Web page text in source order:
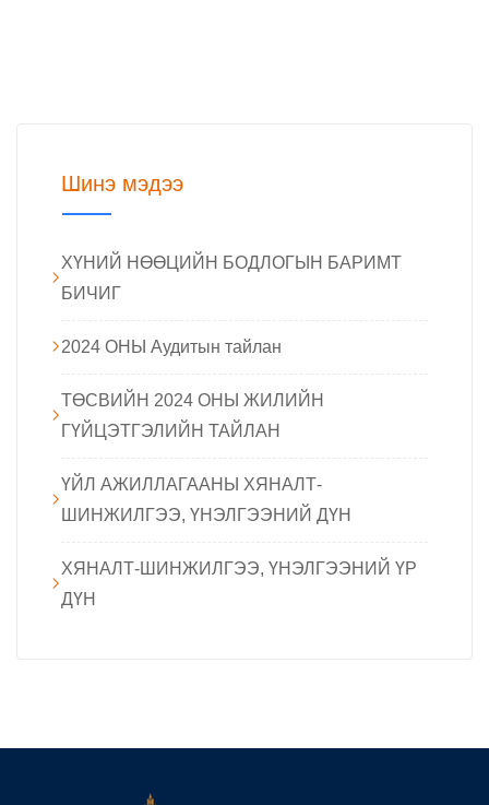
Шинэ мэдээ
ХҮНИЙ НӨӨЦИЙН БОДЛОГЫН БАРИМТ
БИЧИГ
2024 ОНЫ Аудитын тайлан
ТӨСВИЙН 2024 ОНЫ ЖИЛИЙН
ГҮЙЦЭТГЭЛИЙН ТАЙЛАН
ҮЙЛ АЖИЛЛАГААНЫ ХЯНАЛТ-
ШИНЖИЛГЭЭ, ҮНЭЛГЭЭНИЙ ДҮН
ХЯНАЛТ-ШИНЖИЛГЭЭ, ҮНЭЛГЭЭНИЙ ҮР
ДҮН